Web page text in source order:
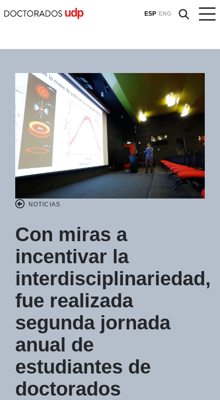
ESP ENG
NOTICIAS
Con miras a
incentivar la
interdisciplinariedad,
fue realizada
segunda jornada
anual de
estudiantes de
doctorados